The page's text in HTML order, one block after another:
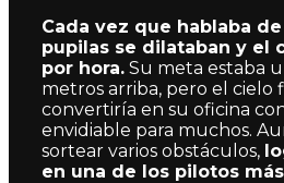
Cada vez que hablaba
pupilas se dilataban y el
por hora. Su meta estaba
metros arriba, pero el cielo
convertiría en su oficina
envidiable para muchos.
sortear varios obstáculos,
en una de los pilotos